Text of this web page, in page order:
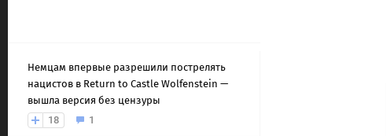
Немцам впервые разрешили пострелять
нацистов в Return to Castle Wolfenstein —
вышла версия без цензуры
18
1